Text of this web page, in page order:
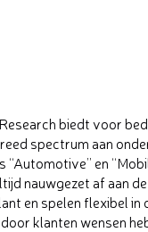
biedt voor
spectrum aan
“Automotive” en
nauwgezet af aan
en spelen flexibel in
klanten wensen